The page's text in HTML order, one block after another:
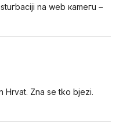
na web каmегu –
Hrvat. Zna se tko bjezi.